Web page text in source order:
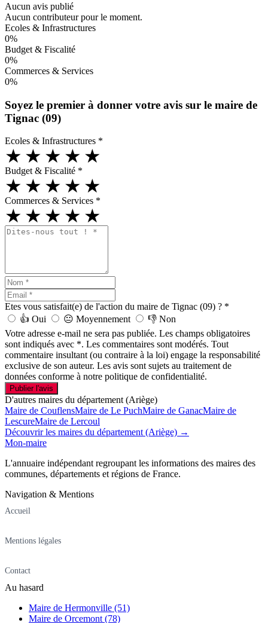
Aucun avis publié
Aucun contributeur pour le moment.
Ecoles & Infrastructures
0%
Budget & Fiscalité
0%
Commerces & Services
0%
Soyez le premier à donner votre avis sur le maire de
Tignac (09)
Ecoles & Infrastructures *
★ ★ ★ ★ ★
Budget & Fiscalité *
★ ★ ★ ★ ★
Commerces & Services *
★ ★ ★ ★ ★
Etes vous satisfait(e) de l'action du maire de Tignac (09) ? *
👍 Oui 😐 Moyennement 👎 Non
Votre adresse e-mail ne sera pas publiée. Les champs obligatoires
sont indiqués avec *. Les commentaires sont modérés. Tout
commentaire insultant (ou contraire à la loi) engage la responsabilité
exclusive de son auteur. Les avis sont sujets au traitement de
données conforme à notre politique de confidentialité.
Publier l'avis
D'autres maires du département (Ariège)
Maire de CouflensMaire de Le PuchMaire de GanacMaire de
LescureMaire de Lercoul
Découvrir les maires du département (Ariège) →
Mon-maire
L'annuaire indépendant regroupant les informations des maires des
communes, départements et régions de France.
Navigation & Mentions
Accueil
Mentions légales
Contact
Au hasard
Maire de Hermonville (51)
Maire de Orcemont (78)